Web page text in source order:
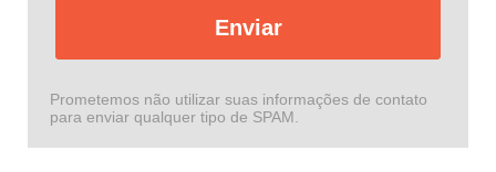
Enviar
Prometemos não utilizar suas informações de contato
para enviar qualquer tipo de SPAM.